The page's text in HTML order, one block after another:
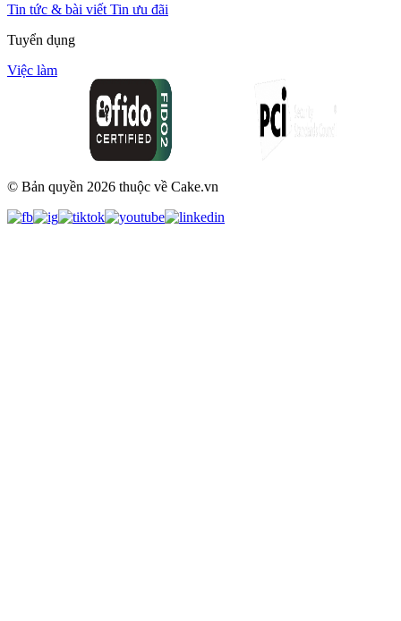
Tin tức & bài viết Tin ưu đãi
Tuyển dụng
Việc làm
© Bản quyền 2026 thuộc về Cake.vn